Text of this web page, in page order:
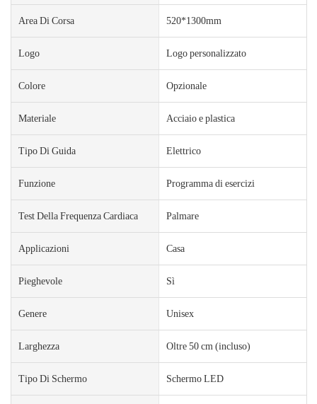
Area Di Corsa 520*1300mm
Logo Logo personalizzato
Colore Opzionale
Materiale Acciaio e plastica
Tipo Di Guida Elettrico
Funzione Programma di esercizi
Test Della Frequenza Cardiaca Palmare
Applicazioni Casa
Pieghevole Sì
Genere Unisex
Larghezza Oltre 50 cm (incluso)
Tipo Di Schermo Schermo LED